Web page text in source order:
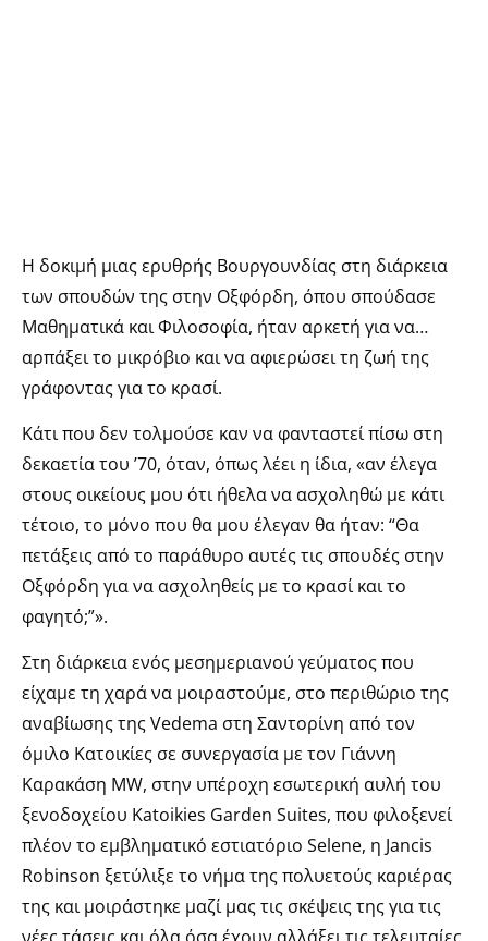
Η δοκιμή μιας ερυθρής Βουργουνδίας στη διάρκεια
των σπουδών της στην Οξφόρδη, όπου σπούδασε
Μαθηματικά και Φιλοσοφία, ήταν αρκετή για να…
αρπάξει το μικρόβιο και να αφιερώσει τη ζωή της
γράφοντας για το κρασί.
Kάτι που δεν τολμούσε καν να φανταστεί πίσω στη
δεκαετία του ’70, όταν, όπως λέει η ίδια, «αν έλεγα
στους οικείους μου ότι ήθελα να ασχοληθώ με κάτι
τέτοιο, το μόνο που θα μου έλεγαν θα ήταν: “Θα
πετάξεις από το παράθυρο αυτές τις σπουδές στην
Οξφόρδη για να ασχοληθείς με το κρασί και το
φαγητό;”».
Στη διάρκεια ενός μεσημεριανού γεύματος που
είχαμε τη χαρά να μοιραστούμε, στο περιθώριο της
αναβίωσης της Vedema στη Σαντορίνη από τον
όμιλο Κατοικίες σε συνεργασία με τον Γιάννη
Καρακάση MW, στην υπέροχη εσωτερική αυλή του
ξενοδοχείου Katoikies Garden Suites, που φιλοξενεί
πλέον το εμβληματικό εστιατόριο Selene, η Jancis
Robinson ξετύλιξε το νήμα της πολυετούς καριέρας
της και μοιράστηκε μαζί μας τις σκέψεις της για τις